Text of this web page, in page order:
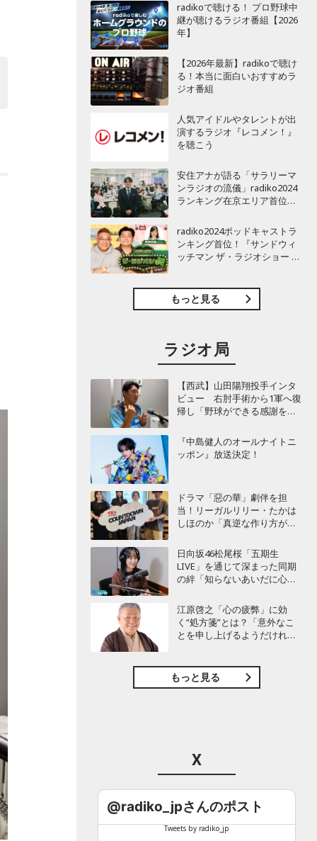
radikoで聴ける！ プロ野球中
継が聴けるラジオ番組【2026
年】
【2026年最新】radikoで聴け
る！本当に面白いおすすめラ
ジオ番組
人気アイドルやタレントが出
演するラジオ『レコメン！』
を聴こう
安住アナが語る「サラリーマ
ンラジオの流儀」radiko2024
ランキング在京エリア首位
曜天国』インタビュー
radiko2024ポッドキャストラ
ンキング首位！『サンドウィ
ッチマン ザ・ラジオショー サ
もっと見る
ラジオ局
【西武】山田陽翔投手インタ
ビュー 右肘手術から1軍へ復
帰し「野球ができる感謝を再
『中島健人のオールナイトニ
ッポン』放送決定！
ドラマ「惡の華」劇伴を担
当！リーガルリリー・たかは
しほのか「真逆な作り方が面
ー」制作秘話も
日向坂46松尾桜「五期生
LIVE」を通じて深まった同期
の絆「知らないあいだに心の
江原啓之「心の疲弊」に効
く“処方箋”とは？「意外なこ
とを申し上げるようだけれ
もっと見る
X
@radiko_jpさんのポスト
Tweets by radiko_jp